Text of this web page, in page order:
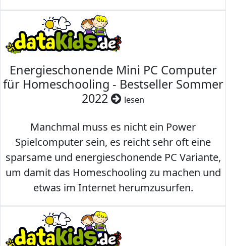
Energieschonende Mini PC Computer
für Homeschooling - Bestseller Sommer
2022
lesen
Manchmal muss es nicht ein Power
Spielcomputer sein, es reicht sehr oft eine
sparsame und energieschonende PC Variante,
um damit das Homeschooling zu machen und
etwas im Internet herumzusurfen.